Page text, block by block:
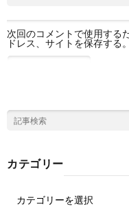
次回のコメントで使用する
ドレス、サイトを保存する。
カテゴリー